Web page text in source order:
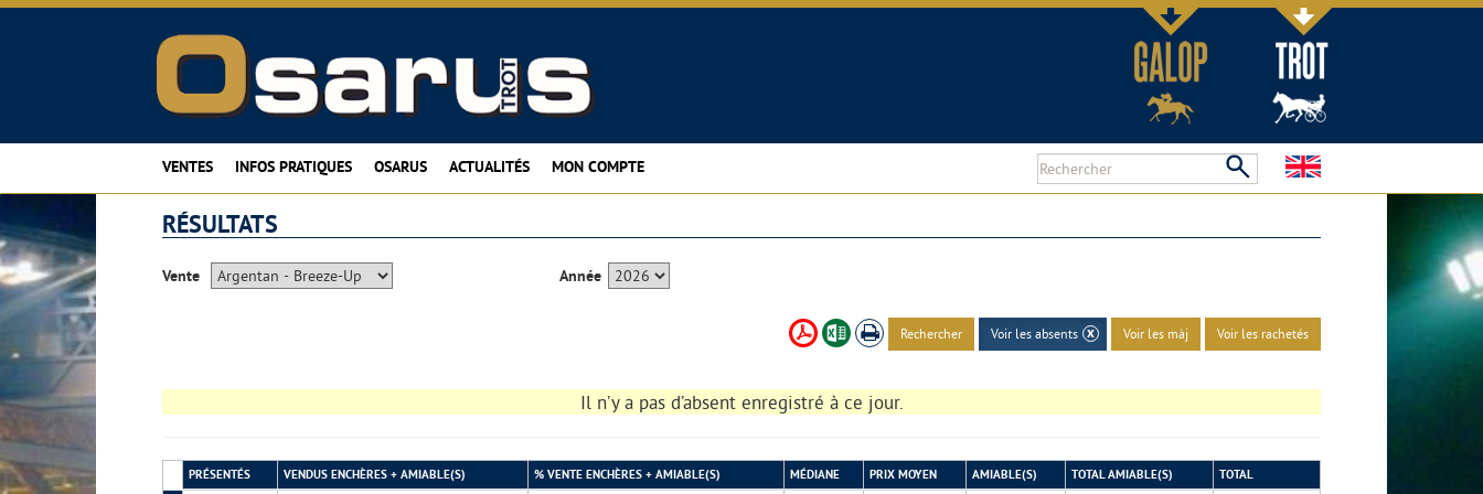
VENTES INFOS PRATIQUES OSARUS ACTUALITÉS MON COMPTE
RÉSULTATS
Vente Année
Rechercher Voir les absents Voir les màj Voir les rachetés
Il n’y a pas d’absent enregistré à ce jour.
PRÉSENTÉS VENDUS ENCHÈRES + AMIABLE(S) % VENTE ENCHÈRES + AMIABLE(S) MÉDIANE PRIX MOYEN AMIABLE(S) TOTAL AMIABLE(S)
TOTAL